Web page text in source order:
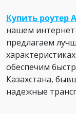
Купить роутер
нашем
предлагаем
обеспечим
Казахстана,
надежные